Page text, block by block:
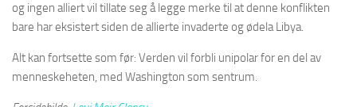
og ingen alliert vil tillate seg å legge merke til at denne konflikten
bare har eksistert siden de allierte invaderte og ødela Libya.
Alt kan fortsette som før: Verden vil forbli unipolar for en del av
menneskeheten, med Washington som sentrum.